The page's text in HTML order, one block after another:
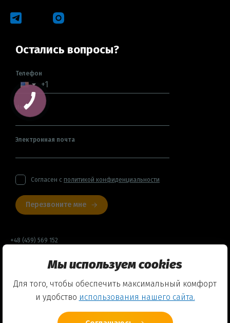
Остались вопросы?
Телефон
Имя
Электронная почта
Согласен с политикой конфиденциальности
Перезвоните мне
+48 (459) 569 152
Договор оферты
Политика конфиденциальности
Мы используем cookies
Для того, чтобы обеспечить максимальный комфорт
и удобство использования нашего сайта.